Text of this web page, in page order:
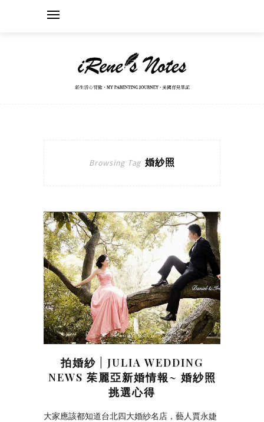
Browsing Tag 婚紗照
拍婚紗 | JULIA WEDDING
NEWS 茱麗亞新婚情報~ 婚紗照
挑選心得
大家應該都知道台北四大婚紗名店，藝人賈永婕